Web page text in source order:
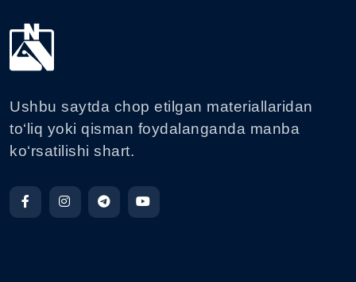
Ushbu saytda chop etilgan materiallaridan
to‘liq yoki qisman foydalanganda manba
ko‘rsatilishi shart.